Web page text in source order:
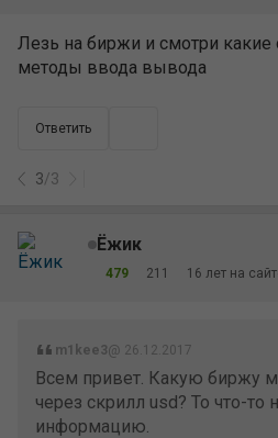
Лезь на биржи и смотри
методы ввода вывода
Ответить
3/3
Ёжик
479 211 16 лет на
m1kee3 @ 26.12.2017
Всем привет. Какую биржу
через скрилл usd? То что-то
информацию.